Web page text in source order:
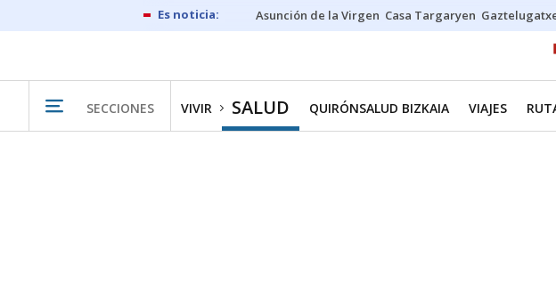
Asunción de la Virgen Casa Targaryen
SECCIONES VIVIR SALUD QUIRÓNSALUD BIZKAIA VIAJES